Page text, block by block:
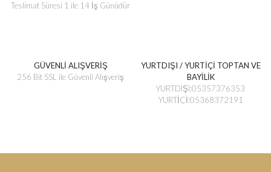
Teslimat Süresi 1 ile 14 İş Günüdür
GÜVENLİ ALIŞVERİŞ
256 Bit SSL ile Güvenli Alışveriş
YURTDIŞI / YURTİÇİ TOPTAN VE
BAYİLİK
YURTDIŞI:05357376353
YURTİÇİ:05368372191